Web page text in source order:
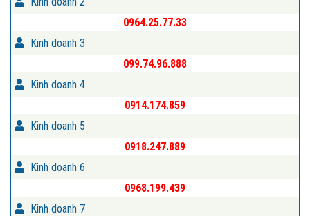
0964.25.77.33
Kinh doanh 3
099.74.96.888
Kinh doanh 4
0914.174.859
Kinh doanh 5
0918.247.889
Kinh doanh 6
0968.199.439
Kinh doanh 7